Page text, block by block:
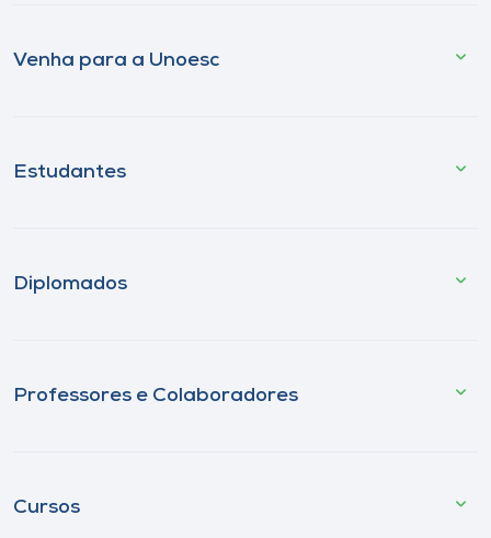
Venha para a Unoesc
Estudantes
Diplomados
Professores e Colaboradores
Cursos